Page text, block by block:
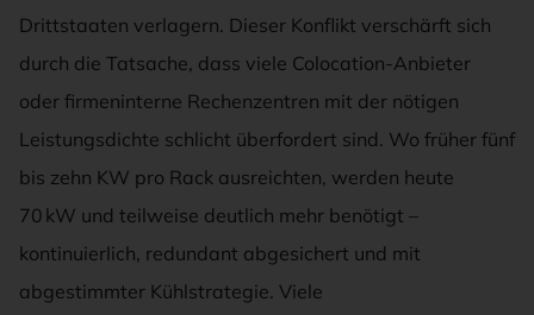
Drittstaaten verlagern. Dieser Konflikt verschärft sich
durch die Tatsache, dass viele Colocation-Anbieter
oder firmeninterne Rechenzentren mit der nötigen
Leistungsdichte schlicht überfordert sind. Wo früher fünf
bis zehn KW pro Rack ausreichten, werden heute
70 kW und teilweise deutlich mehr benötigt –
kontinuierlich, redundant abgesichert und mit
abgestimmter Kühlstrategie. Viele